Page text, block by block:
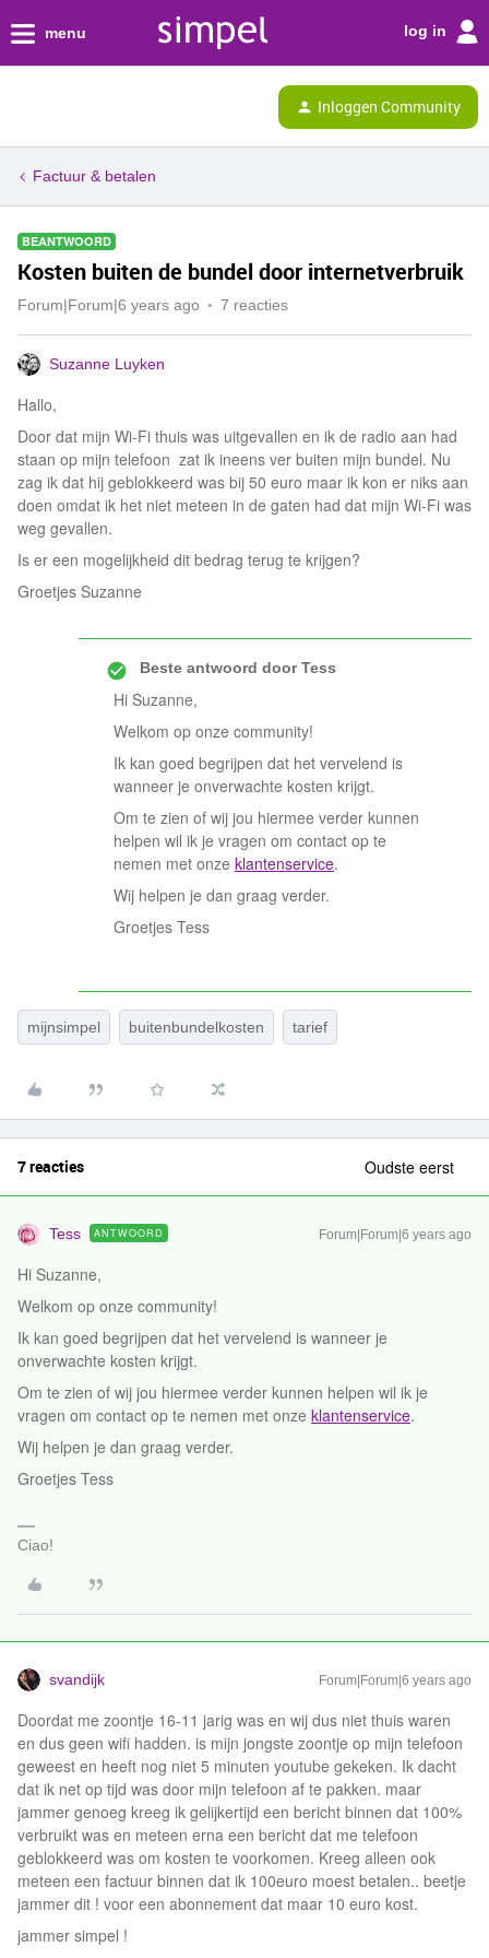
menu log in
Inloggen Community
Factuur & betalen
BEANTWOORD
Kosten buiten de bundel door internetverbruik
Forum|Forum|6 years ago 7 reacties
Suzanne Luyken
Hallo,
Door dat mijn Wi-Fi thuis was uitgevallen en ik de radio aan had
staan op mijn telefoon zat ik ineens ver buiten mijn bundel. Nu
zag ik dat hij geblokkeerd was bij 50 euro maar ik kon er niks aan
doen omdat ik het niet meteen in de gaten had dat mijn Wi-Fi was
weg gevallen.
Is er een mogelijkheid dit bedrag terug te krijgen?
Groetjes Suzanne
Beste antwoord doorTess
Hi Suzanne,
Welkom op onze community!
Ik kan goed begrijpen dat het vervelend is
wanneer je onverwachte kosten krijgt.
Om te zien of wij jou hiermee verder kunnen
helpen wil ik je vragen om contact op te
nemen met onze klantenservice.
Wij helpen je dan graag verder.
Groetjes Tess
mijnsimpel buitenbundelkosten tarief
7 reacties Oudste eerst
Tess ANTWOORD Forum|Forum|6 years ago
Hi Suzanne,
Welkom op onze community!
Ik kan goed begrijpen dat het vervelend is wanneer je
onverwachte kosten krijgt.
Om te zien of wij jou hiermee verder kunnen helpen wil ik je
vragen om contact op te nemen met onze klantenservice.
Wij helpen je dan graag verder.
Groetjes Tess
Ciao!
svandijk Forum|Forum|6 years ago
Doordat me zoontje 16-11 jarig was en wij dus niet thuis waren
en dus geen wifi hadden. is mijn jongste zoontje op mijn telefoon
geweest en heeft nog niet 5 minuten youtube gekeken. Ik dacht
dat ik net op tijd was door mijn telefoon af te pakken. maar
jammer genoeg kreeg ik gelijkertijd een bericht binnen dat 100%
verbruikt was en meteen erna een bericht dat me telefoon
geblokkeerd was om kosten te voorkomen. Kreeg alleen ook
meteen een factuur binnen dat ik 100euro moest betalen.. beetje
jammer dit ! voor een abonnement dat maar 10 euro kost.
jammer simpel !